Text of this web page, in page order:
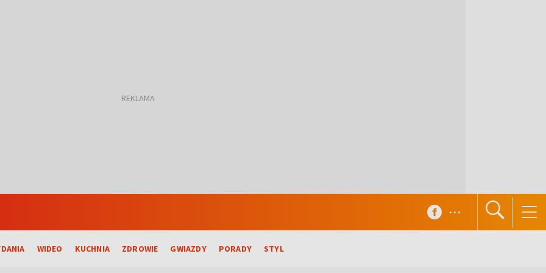
WIDEO KUCHNIA ZDROWIE GWIAZDY PORADY STYL
...